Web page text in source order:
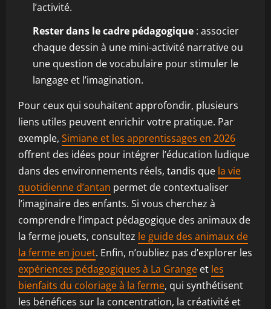
l’activité.
Rester dans le cadre pédagogique : associer
chaque dessin à une mini-activité narrative ou
une question de vocabulaire pour stimuler le
langage et l’imagination.
Pour ceux qui souhaitent approfondir, plusieurs
liens utiles peuvent enrichir votre pratique. Par
exemple, Simiane et les apprentissages en 2026
offrent des idées pour intégrer l’éducation ludique
dans des environnements réels, tandis que la vie
quotidienne d’antan permet de contextualiser
l’imaginaire des enfants. Si vous cherchez à
comprendre l’impact pédagogique des animaux de
la ferme jouets, consultez le guide des animaux de
la ferme en jouet. Enfin, n’oubliez pas d’explorer les
expériences pédagogiques à La Grange et les
bienfaits du coloriage à la ferme, qui synthétisent
les bénéfices sur la concentration, la créativité et